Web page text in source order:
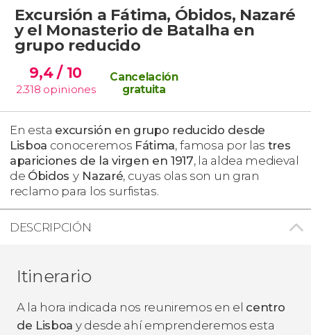
Excursión a Fátima, Óbidos, Nazaré
y el Monasterio de Batalha en
grupo reducido
9,4/ 10
2.318 opiniones
Cancelación
gratuita
En esta excursión en grupo reducido desde
Lisboa conoceremos Fátima, famosa por las tres
apariciones de la virgen en 1917, la aldea medieval
de Óbidos yNazaré, cuyas olas son un gran
reclamo para los surfistas.
DESCRIPCIÓN
Itinerario
A la hora indicada nos reuniremos en el centro
de Lisboa y desde ahí emprenderemos esta